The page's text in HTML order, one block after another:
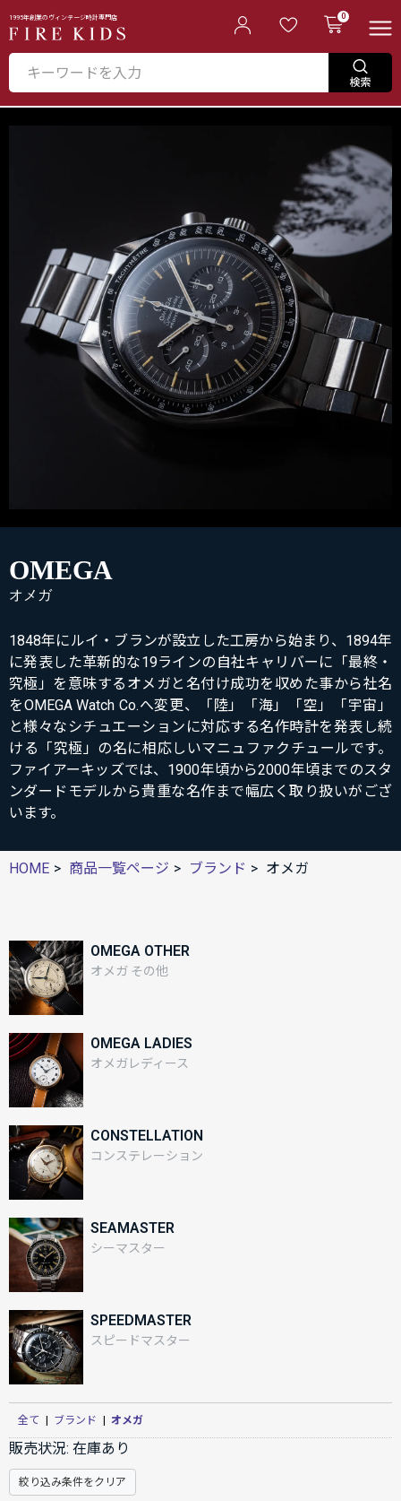
1995年創業のヴィンテージ時計専門店 0
OMEGA
オメガ
1848年にルイ・ブランが設立した工房から始まり、1894年
に発表した革新的な19ラインの自社キャリバーに「最終・
究極」を意味するオメガと名付け成功を収めた事から社名
をOMEGA Watch Co.へ変更、「陸」「海」「空」「宇宙」
と様々なシチュエーションに対応する名作時計を発表し続
ける「究極」の名に相応しいマニュファクチュールです。
ファイアーキッズでは、1900年頃から2000年頃までのスタ
ンダードモデルから貴重な名作まで幅広く取り扱いがござ
います。
HOME 商品一覧ページ ブランド オメガ
OMEGA OTHER
オメガ その他
OMEGA LADIES
オメガレディース
CONSTELLATION
コンステレーション
SEAMASTER
シーマスター
SPEEDMASTER
スピードマスター
全て ブランド オメガ
販売状況: 在庫あり
絞り込み条件をクリア